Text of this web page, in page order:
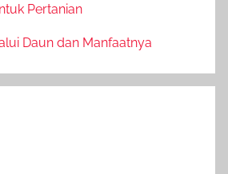
Pertanian
Daun dan Manfaatnya